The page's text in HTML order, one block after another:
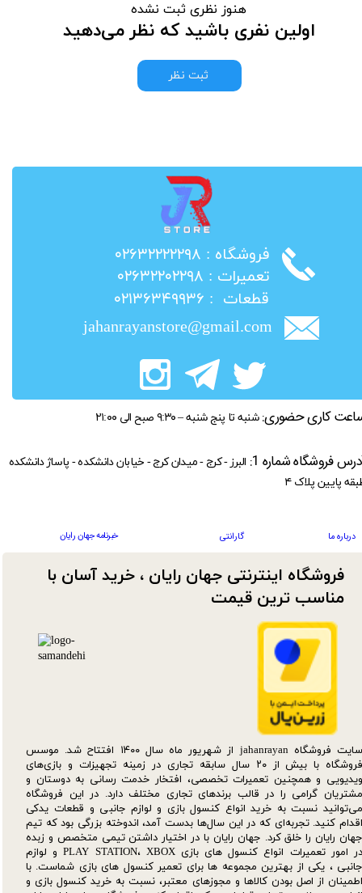
هنوز نظری ثبت نشده
اولین نفری باشید که نظر می‌دهید
ثبت نظر
​فروشگاه : ۰۲۶۳۲۲۲۲۲۹۸
​تعمیرات : ۰۲۶۳۲۲۰۲۲۹۸
​قطعات : ۰۲۱۳۶۳۴۹۹۳۶
jahanrayanstore@gmail.com
سایت فروشگاه jahanrayan از شهریور ماه سال ۱۴۰۰ افتتاح شد. موسس
فروشگاه با بیش از ۲۰ سال سابقه تجاری در زمینه تجهیزات و بازی‌های
ویدیویی و همچنین تعمیرات تخصصی، افتخار خدمت رسانی به دوستان و
مشتریان گرامی را در قالب برندهای تجاری مختلف دارد. در این فروشگاه
می‌توانید نسبت به خرید انواع کنسول بازی و لوازم جانبی و قطعات یدکی‌
اقدام کنید. تجربه‌ای که در این سال‌ها بدست آمد، اندوخته بزرگی بود که تیم
جهان رایان را خلق کرد. جهان رایان با در اختیار داشتن تیمی متخصص و زبده
در امور تعمیرات انواع کنسول های بازی PLAY STATION، XBOX و لوازم
جانبی ، یکی از بهترین مجموعه ها برای تعمیر کنسول های بازی شماست. با
اطمینان از اصل بودن کالاها و مجوزهای معتبر، نسبت به خرید کنسول بازی و
فروشگاه اینترنتی جهان رایان ، خرید آسان با
مناسب ترین قیمت​​​​​​​
کاری حضوری: شنبه تا پنج شنبه – ۹:۳۰ صبح الی ۲۱:۰۰
درباره ما گارانتی خبرنامه جهان رایان
فروشگاه شماره 1:
البرز - کرج - میدان کرج - خیابان دانشکده - پاساژ دانشکده
پایین پلاک ۴